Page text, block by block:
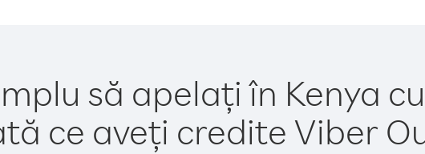
să apelați în Kenya
ce aveți credite Viber